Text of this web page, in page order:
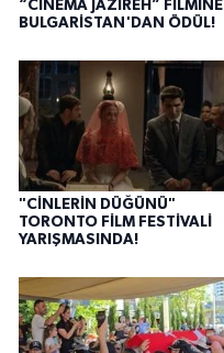
“CINEMA JAZIREH” FİLMİNE
BULGARİSTAN'DAN ÖDÜL!
"CİNLERİN DÜĞÜNÜ"
TORONTO FİLM FESTİVALİ
YARIŞMASINDA!